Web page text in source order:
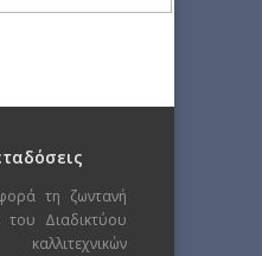
τη ζωντανή
Διαδικτύου